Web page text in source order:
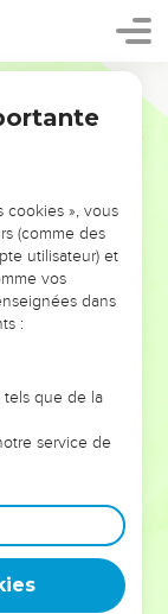
ÉVITER LES
les erreurs
même que ce
et responsables
leurs erreurs
ministère, une
est faite
cookies », vous
(comme des
utilisateur) et
vos
dans
:
tels que de la
service de